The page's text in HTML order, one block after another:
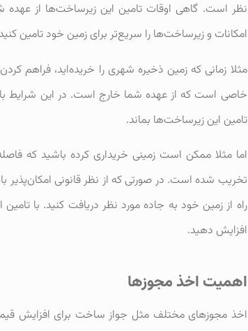
نظر است. گاهی اوقات تامین این زیرساخت‌ها از عهده
امکانات و زیرساخت‌ها را سریع‌تر برای زمین خود تامین
مثلا زمانی که زمین ذخیره شهری را خریده‌اید، فراهم
خاصی است که از عهده شما خارج است. در این شرایط
تامین این زیرساخت‌ها بماند.
اما مثلا ممکن است زمینی خریداری کرده باشید که
تخریب شده است. در صورتی که از نظر قانونی امکان‌پذیر
راه از زمین خود به جاده مورد نظر دریافت کنید. با
افزایش دهید.
اهمیت اخذ مجوزها
اخذ مجوزهای مختلف مثل جواز ساخت برای افزایش